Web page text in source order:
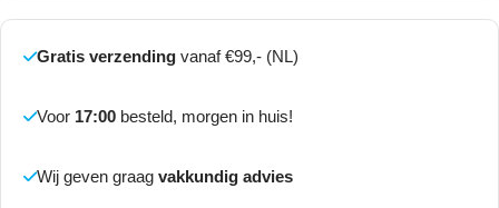
Gratis verzending vanaf €99,- (NL)
Voor 17:00 besteld, morgen in huis!
Wij geven graag vakkundig advies